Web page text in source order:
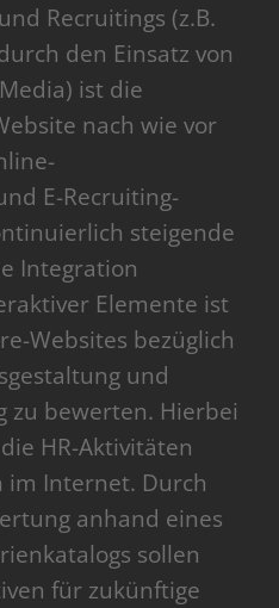
Recruitings (z.B.
den Einsatz von
ist die
nach wie vor
E-Recruiting-
steigende
Integration
Elemente ist
Websites bezüglich
und
zu bewerten. Hierbei
HR-Aktivitäten
Internet. Durch
anhand eines
sollen
für zukünftige